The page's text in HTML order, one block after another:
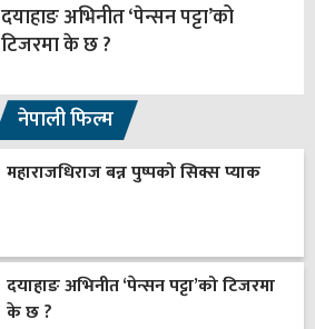
दयाहाङ अभिनीत ‘पेन्सन पट्टा’को
टिजरमा के छ ?
नेपाली फिल्म
महाराजधिराज बन्न पुष्पको सिक्स प्याक
दयाहाङ अभिनीत ‘पेन्सन पट्टा’को टिजरमा
के छ ?